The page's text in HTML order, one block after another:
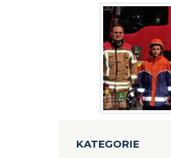
KATEGORIE